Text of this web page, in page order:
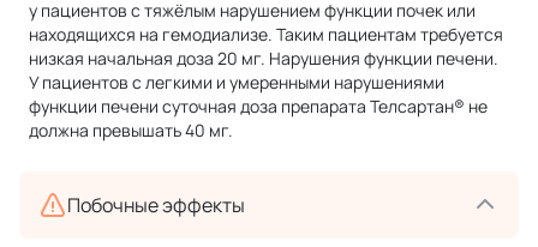
у пациентов с тяжёлым нарушением функции почек или
находящихся на гемодиализе. Таким пациентам требуется
низкая начальная доза 20 мг. Нарушения функции печени.
У пациентов с легкими и умеренными нарушениями
функции печени суточная доза препарата Телсартан® не
должна превышать 40 мг.
Побочные эффекты